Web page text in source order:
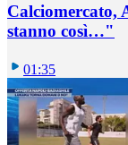
Calciomercato,
stanno così…"
01:35